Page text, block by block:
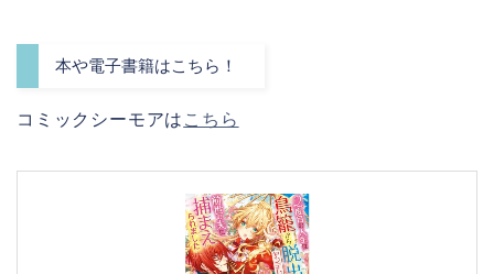
本や電子書籍はこちら！
コミックシーモアは こちら